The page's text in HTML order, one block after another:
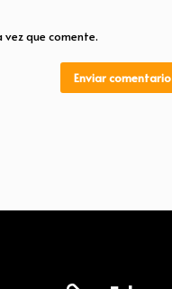
que comente.
Enviar comentario